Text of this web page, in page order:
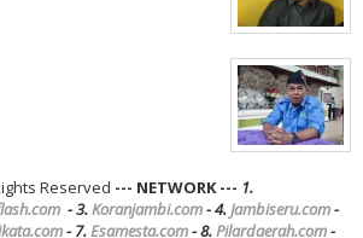
Reserved --- NETWORK --- 1.
- 3.Koranjambi.com- 4.Jambiseru.com-
- 7.Esamesta.com- 8.Pilardaerah.com-